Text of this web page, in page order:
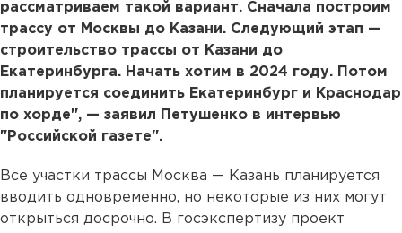
рассматриваем такой вариант. Сначала построим
трассу от Москвы до Казани. Следующий этап —
строительство трассы от Казани до
Екатеринбурга. Начать хотим в 2024 году. Потом
планируется соединить Екатеринбург и Краснодар
по хорде", — заявил Петушенко в интервью
"Российской газете".
Все участки трассы Москва — Казань планируется
вводить одновременно, но некоторые из них могут
открыться досрочно. В госэкспертизу проект